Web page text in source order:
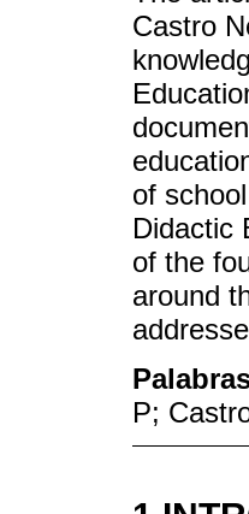
Castro
of
Didactic
of the
around
P;